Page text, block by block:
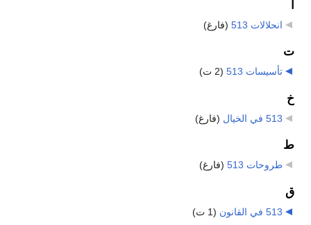
انحلالات 513 (فارغ)
ت
تأسيسات 513 (2 ت)
خ
513 في الخيال (فارغ)
ط
طروحات 513 (فارغ)
ق
513 في القانون (1 ت)